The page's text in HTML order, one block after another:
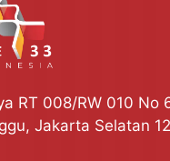
RT 008/RW 010 No
Jakarta Selatan